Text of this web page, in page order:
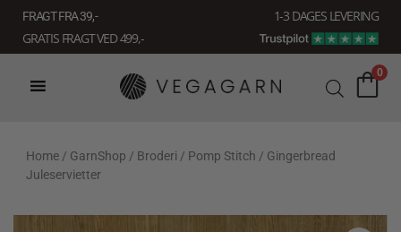
indholdet
FRAGT FRA 39, -
1-3 DAGES LEVERING
GRATIS FRAGT VED 499,-
0
Home / GarnShop / Broderi / Pomp Stitch / Gingerbread
Juleservietter